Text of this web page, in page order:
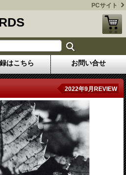
PCサイト
はこちら お問い合せ
2022年9月REVIEW